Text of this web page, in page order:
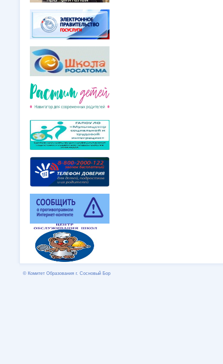
© Комитет Образования г. Сосновый Бор